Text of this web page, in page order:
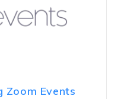
Zoom Events